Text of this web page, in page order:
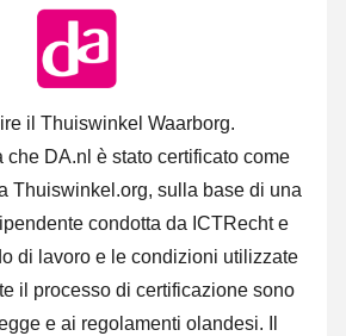
il Thuiswinkel Waarborg.
che DA.nl è stato certificato come
Thuiswinkel.org, sulla base di una
condotta da ICTRecht e
di lavoro e le condizioni utilizzate
il processo di certificazione sono
e ai regolamenti olandesi. Il